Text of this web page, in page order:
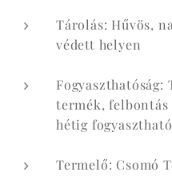
Tárolás: Hűvös,
védett helyen
termék,
hétig
Termelő: Csomó